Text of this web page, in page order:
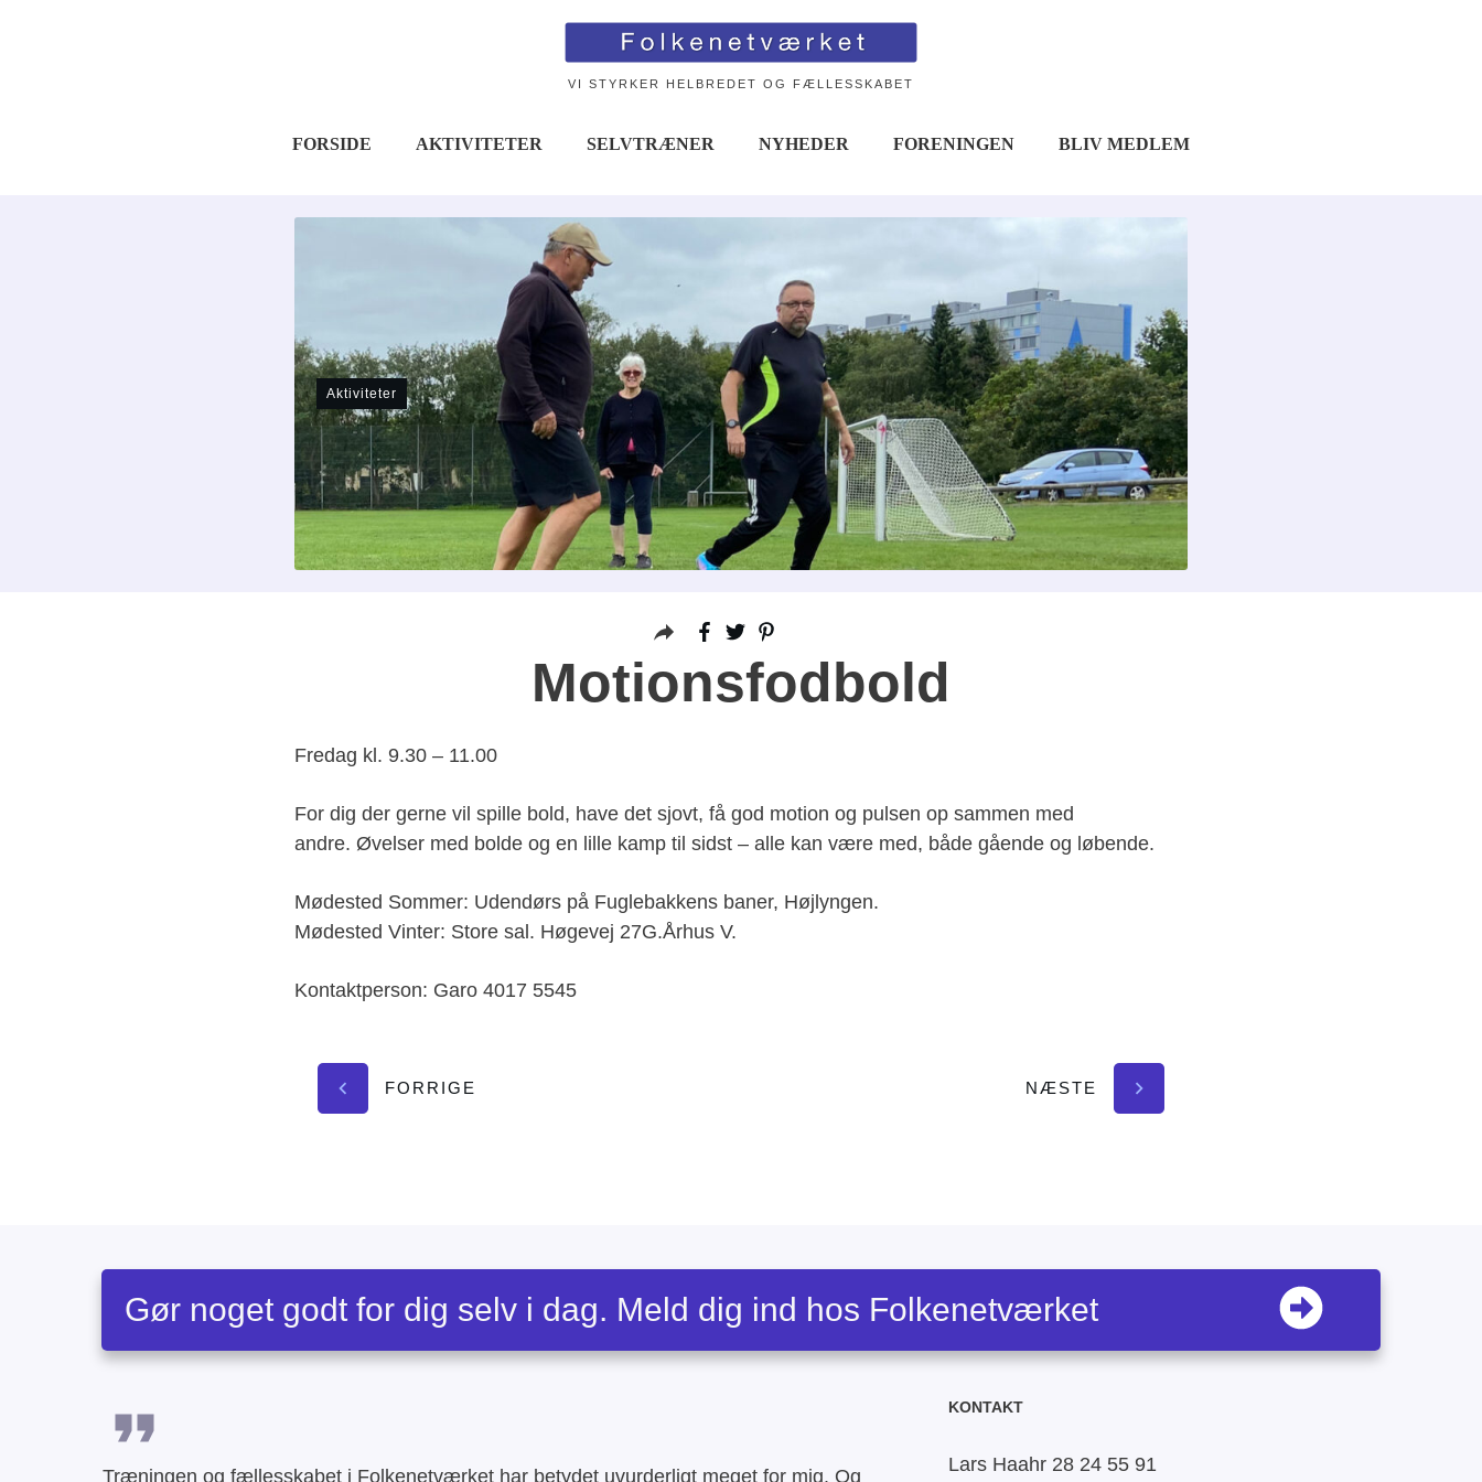
VI STYRKER HELBREDET OG FÆLLESSKABET
FORSIDE AKTIVITETER SELVTRÆNER NYHEDER FORENINGEN BLIV MEDLEM
Aktiviteter
Motionsfodbold
Fredag kl. 9.30 – 11.00
For dig der gerne vil spille bold, have det sjovt, få god motion og pulsen op sammen med
andre. Øvelser med bolde og en lille kamp til sidst – alle kan være med, både gående og løbende.
​Mødested Sommer: Udendørs på Fuglebakkens baner, Højlyngen.
Mødested Vinter: Store sal. Høgevej 27G.Århus V.
Kontaktperson: Garo 4017 5545
FORRIGE NÆSTE
Gør noget godt for dig selv i dag. Meld dig ind hos Folkenetværket
Træningen og fællesskabet i Folkenetværket har betydet uvurderligt meget for mig. Og
KONTAKT
Lars Haahr 28 24 55 91